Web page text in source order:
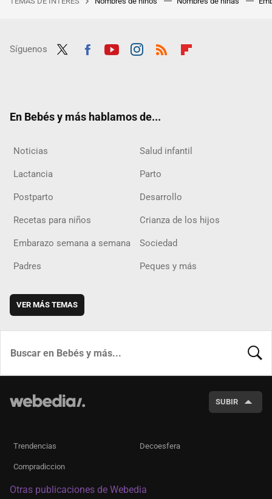
Síguenos
En Bebés y más hablamos de...
Noticias Salud infantil
Lactancia Parto
Postparto Desarrollo
Recetas para niños Crianza de los hijos
Embarazo semana a semana Sociedad
Padres Peques y más
VER MÁS TEMAS
SUBIR
Trendencias Decoesfera
Compradiccion
Otras publicaciones de Webedia